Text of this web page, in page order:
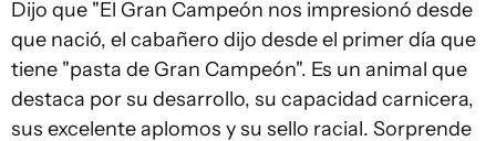
Dijo que "El Gran Campeón nos impresionó desde
que nació, el cabañero dijo desde el primer día que
tiene "pasta de Gran Campeón". Es un animal que
destaca por su desarrollo, su capacidad carnicera,
sus excelente aplomos y su sello racial. Sorprende